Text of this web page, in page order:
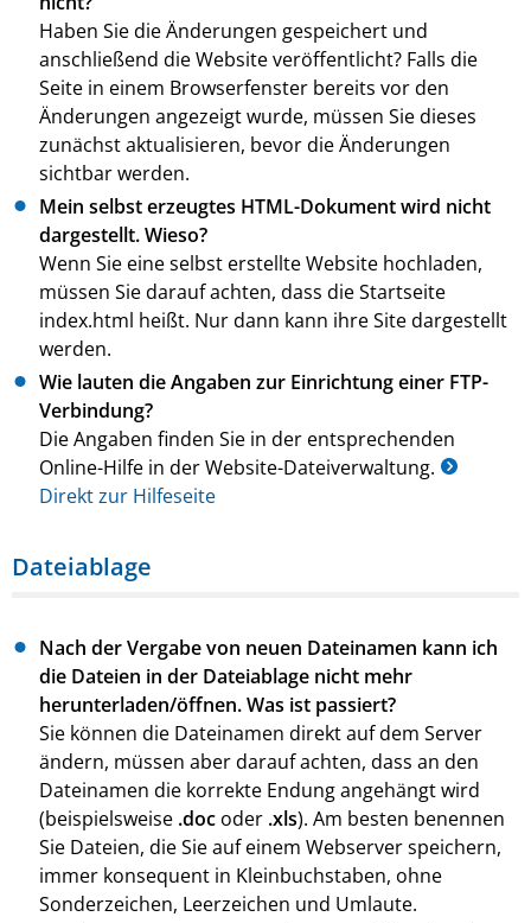
Haben Sie die Änderungen gespeichert und
anschließend die Website veröffentlicht? Falls die
Seite in einem Browserfenster bereits vor den
Änderungen angezeigt wurde, müssen Sie dieses
zunächst aktualisieren, bevor die Änderungen
sichtbar werden.
Mein selbst erzeugtes HTML-Dokument wird nicht
dargestellt. Wieso?
Wenn Sie eine selbst erstellte Website hochladen,
müssen Sie darauf achten, dass die Startseite
index.html heißt. Nur dann kann ihre Site dargestellt
werden.
Wie lauten die Angaben zur Einrichtung einer FTP-
Verbindung?
Die Angaben finden Sie in der entsprechenden
Online-Hilfe in der Website-Dateiverwaltung.
Direkt zur Hilfeseite
Dateiablage
Nach der Vergabe von neuen Dateinamen kann ich
die Dateien in der Dateiablage nicht mehr
herunterladen/öffnen. Was ist passiert?
Sie können die Dateinamen direkt auf dem Server
ändern, müssen aber darauf achten, dass an den
Dateinamen die korrekte Endung angehängt wird
(beispielsweise .doc oder .xls). Am besten benennen
Sie Dateien, die Sie auf einem Webserver speichern,
immer konsequent in Kleinbuchstaben, ohne
Sonderzeichen, Leerzeichen und Umlaute.